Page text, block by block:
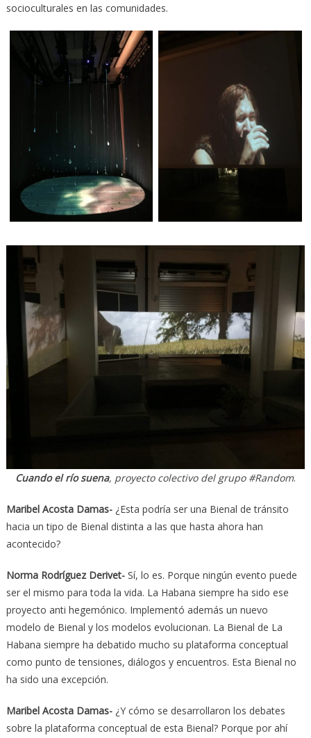
socioculturales en las comunidades.
Cuando el río suena, proyecto colectivo del grupo #Random.
Maribel Acosta Damas-¿Esta podría ser una Bienal de tránsito
hacia un tipo de Bienal distinta a las que hasta ahora han
acontecido?
Norma Rodríguez Derivet-Sí, lo es. Porque ningún evento puede
ser el mismo para toda la vida. La Habana siempre ha sido ese
proyecto anti hegemónico. Implementó además un nuevo
modelo de Bienal y los modelos evolucionan. La Bienal de La
Habana siempre ha debatido mucho su plataforma conceptual
como punto de tensiones, diálogos y encuentros. Esta Bienal no
ha sido una excepción.
Maribel Acosta Damas-¿Y cómo se desarrollaron los debates
sobre la plataforma conceptual de esta Bienal? Porque por ahí